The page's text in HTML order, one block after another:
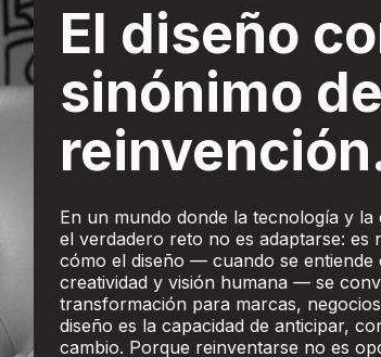
El diseño
sinónimo de
En un mundo donde la tecnología y
el verdadero reto no es adaptarse:
cómo el diseño — cuando se
creatividad y visión humana — se
transformación para marcas,
diseño es la capacidad de anticipar,
cambio. Porque reinventarse no es